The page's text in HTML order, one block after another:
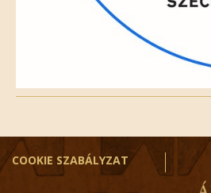
COOKIE SZABÁLYZAT